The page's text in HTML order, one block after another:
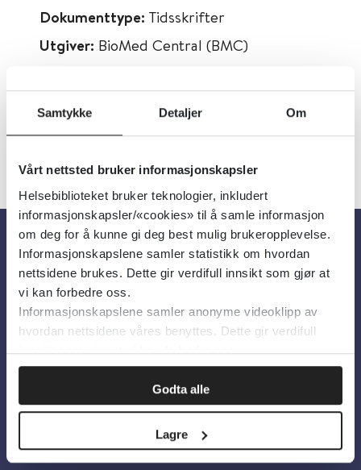
Samtykke Detaljer Om
Vårt nettsted bruker informasjonskapsler
Helsebiblioteket bruker teknologier, inkludert
informasjonskapsler/«cookies» til å samle informasjon
om deg for å kunne gi deg best mulig brukeropplevelse.
Informasjonskapslene samler statistikk om hvordan
nettsidene brukes. Dette gir verdifull innsikt som gjør at
vi kan forbedre oss.
Informasjonskapslene samler anonyme videoklipp av
hvordan nettsidene våres benyttes. Dette gir verdifull
innsikt som gjør at vi kan forbedre oss.
Godta alle
Lagre
Dokumenttype: Tidsskrifter
Utgiver: BioMed Central (BMC)
Om oss
Om Helsebiblioteket
Tilgjengelighetserklæring
Information in English
Bilder fra Colourbox.com